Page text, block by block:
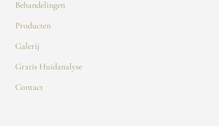
Behandelingen
Producten
Galerij
Gratis Huidanalyse
Contact